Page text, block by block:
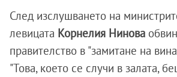
След изслушването на
левицата Корнелия Нинова
правителство в "замитане на
"Това, което се случи в залата,